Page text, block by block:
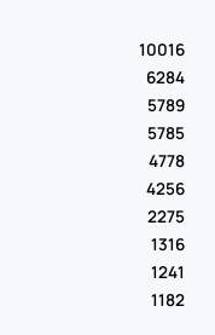
10016
6284
5789
5785
4778
4256
2275
1316
1241
1182